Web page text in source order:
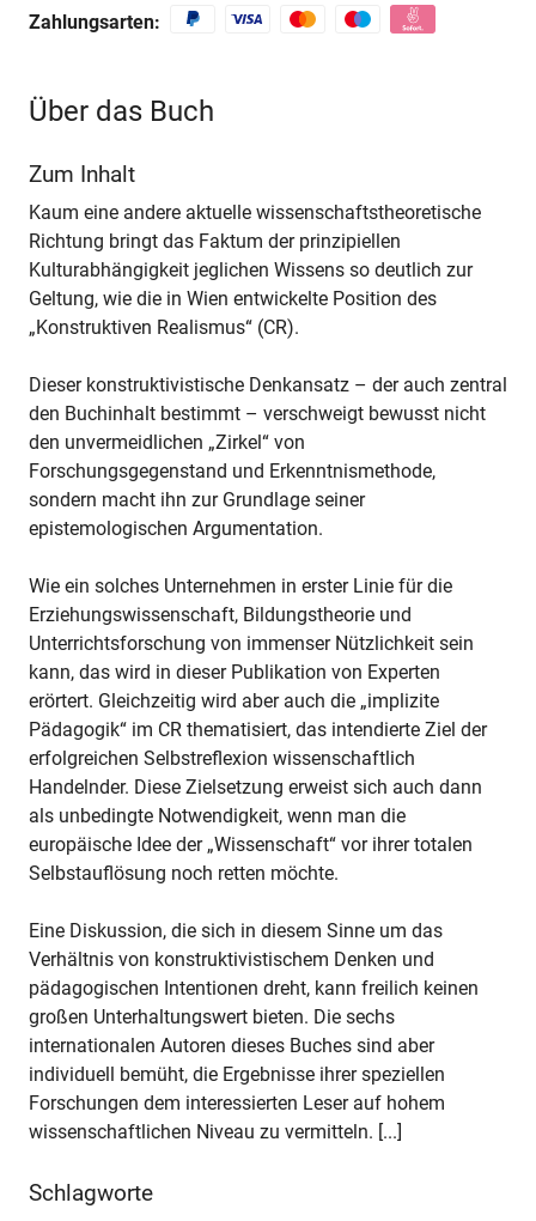
Zahlungsarten:
Über das Buch
Zum Inhalt
Kaum eine andere aktuelle wissenschaftstheoretische
Richtung bringt das Faktum der prinzipiellen
Kulturabhängigkeit jeglichen Wissens so deutlich zur
Geltung, wie die in Wien entwickelte Position des
„Konstruktiven Realismus“ (CR).
Dieser konstruktivistische Denkansatz – der auch zentral
den Buchinhalt bestimmt – verschweigt bewusst nicht
den unvermeidlichen „Zirkel“ von
Forschungsgegenstand und Erkenntnismethode,
sondern macht ihn zur Grundlage seiner
epistemologischen Argumentation.
Wie ein solches Unternehmen in erster Linie für die
Erziehungswissenschaft, Bildungstheorie und
Unterrichtsforschung von immenser Nützlichkeit sein
kann, das wird in dieser Publikation von Experten
erörtert. Gleichzeitig wird aber auch die „implizite
Pädagogik“ im CR thematisiert, das intendierte Ziel der
erfolgreichen Selbstreflexion wissenschaftlich
Handelnder. Diese Zielsetzung erweist sich auch dann
als unbedingte Notwendigkeit, wenn man die
europäische Idee der „Wissenschaft“ vor ihrer totalen
Selbstauflösung noch retten möchte.
Eine Diskussion, die sich in diesem Sinne um das
Verhältnis von konstruktivistischem Denken und
pädagogischen Intentionen dreht, kann freilich keinen
großen Unterhaltungswert bieten. Die sechs
internationalen Autoren dieses Buches sind aber
individuell bemüht, die Ergebnisse ihrer speziellen
Forschungen dem interessierten Leser auf hohem
wissenschaftlichen Niveau zu vermitteln. [...]
Schlagworte